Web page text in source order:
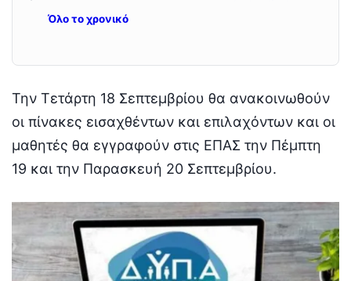
Όλο το χρονικό
Την Τετάρτη 18 Σεπτεμβρίου θα ανακοινωθούν
οι πίνακες εισαχθέντων και επιλαχόντων και οι
μαθητές θα εγγραφούν στις ΕΠΑΣ την Πέμπτη
19 και την Παρασκευή 20 Σεπτεμβρίου.